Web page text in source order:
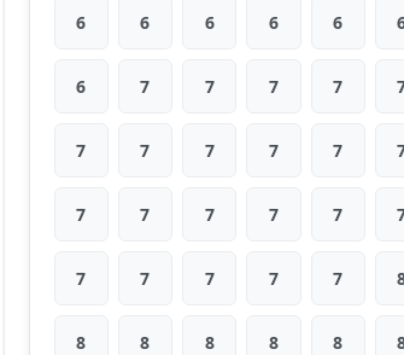
6 6 6 6 6
6 7 7 7 7
7 7 7 7 7
7 7 7 7 7
7 7 7 7 7
8 8 8 8 8